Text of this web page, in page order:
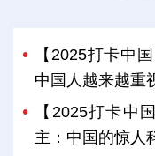
【2025打卡中
中国人越来越重
【2025打卡中
主：中国的惊人